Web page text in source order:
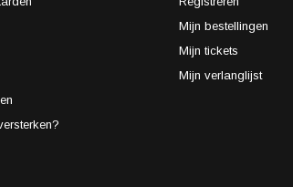
Mijn bestellingen
Mijn tickets
Mijn verlanglijst